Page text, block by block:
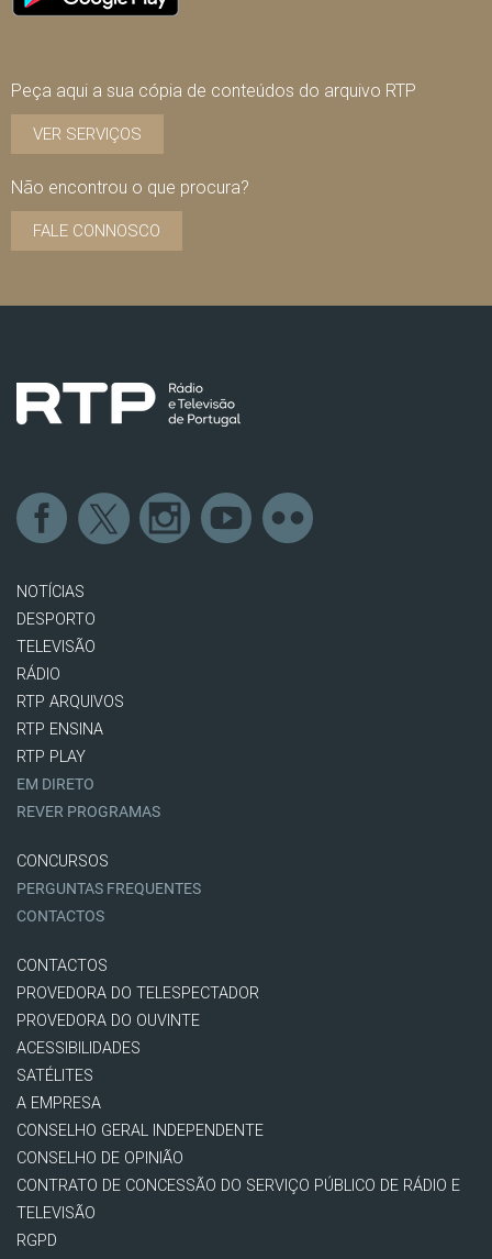
Peça aqui a sua cópia de conteúdos do arquivo RTP
VER SERVIÇOS
Não encontrou o que procura?
FALE CONNOSCO
NOTÍCIAS
DESPORTO
TELEVISÃO
RÁDIO
RTP ARQUIVOS
RTP ENSINA
RTP PLAY
EM DIRETO
REVER PROGRAMAS
CONCURSOS
PERGUNTAS FREQUENTES
CONTACTOS
CONTACTOS
PROVEDORA DO TELESPECTADOR
PROVEDORA DO OUVINTE
ACESSIBILIDADES
SATÉLITES
A EMPRESA
CONSELHO GERAL INDEPENDENTE
CONSELHO DE OPINIÃO
CONTRATO DE CONCESSÃO DO SERVIÇO PÚBLICO DE RÁDIO E
TELEVISÃO
RGPD